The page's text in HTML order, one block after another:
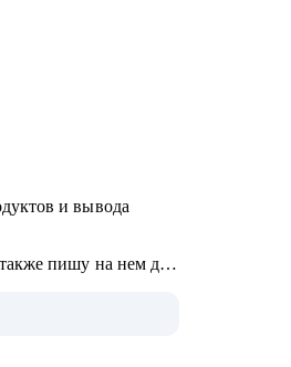
и вывода
пишу на нем для